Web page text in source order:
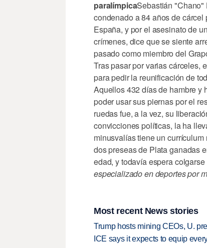
paralímpicaSebastián "Chano"
condenado a 84 años de
España, y por el asesinato de
crímenes, dice que se siente
pasado como miembro del
Tras pasar por varias cárceles,
para pedir la reunificación de
Aquellos 432 días de hambre y
poder usar sus piernas por el
ruedas fue, a la vez, su
convicciones políticas, la ha
minusvalías tiene un
dos preseas de Plata ganadas
edad, y todavía espera
especializado en deportes por
Most recent News stories
Trump hosts mining CEOs, U.
ICE says it expects to equip